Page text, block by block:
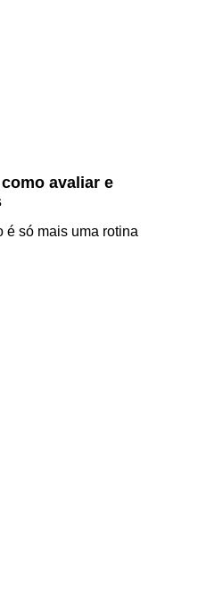
avaliar e
é só mais uma rotina